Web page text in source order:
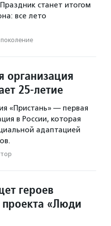
станет итогом
все лето
организация
25-летие
«Пристань» — первая
в России, которая
адаптацией
героев
проекта «Люди